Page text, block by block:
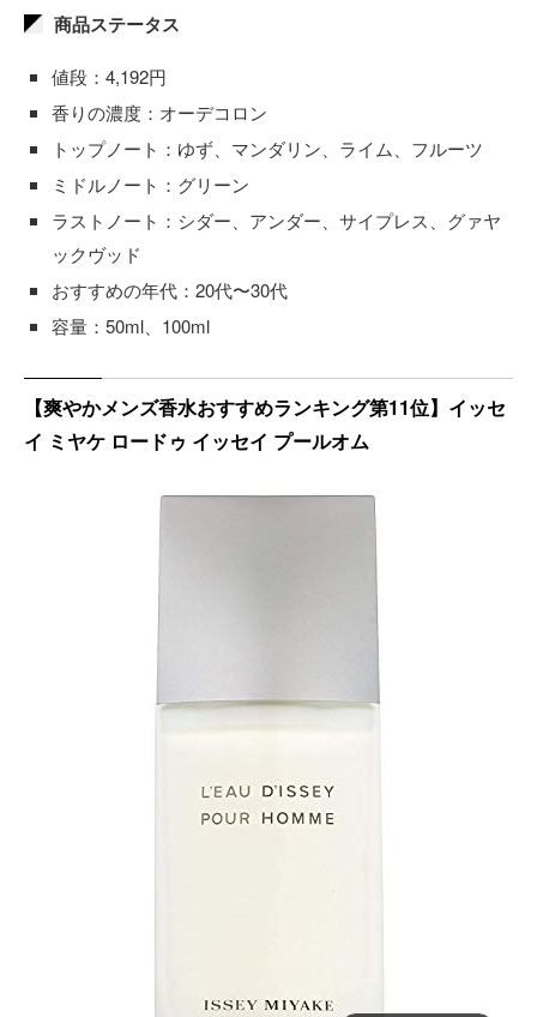
商品ステータス
値段：4,192円
香りの濃度：オーデコロン
トップノート：ゆず、マンダリン、ライム、フルーツ
ミドルノート：グリーン
ラストノート：シダー、アンダー、サイプレス、グァヤ
ックヴッド
おすすめの年代：20代〜30代
容量：50ml、100ml
【爽やかメンズ香水おすすめランキング第11位】イッセ
イ ミヤケ ロードゥ イッセイ プールオム